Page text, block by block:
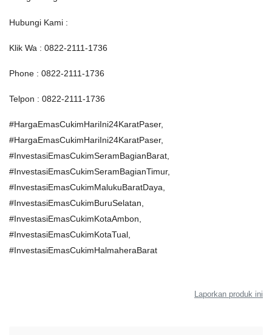
Hubungi Kami :
Klik Wa : 0822-2111-1736
Phone : 0822-2111-1736
Telpon : 0822-2111-1736
#HargaEmasCukimHariIni24KaratPaser,
#HargaEmasCukimHariIni24KaratPaser,
#InvestasiEmasCukimSeramBagianBarat,
#InvestasiEmasCukimSeramBagianTimur,
#InvestasiEmasCukimMalukuBaratDaya,
#InvestasiEmasCukimBuruSelatan,
#InvestasiEmasCukimKotaAmbon,
#InvestasiEmasCukimKotaTual,
#InvestasiEmasCukimHalmaheraBarat
Laporkan produk ini